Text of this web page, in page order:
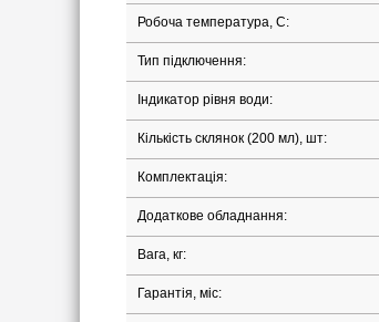
Робоча температура, С:
Тип підключення:
Індикатор рівня води:
Кількість склянок (200 мл), шт:
Комплектація:
Додаткове обладнання:
Вага, кг:
Гарантія, міс: